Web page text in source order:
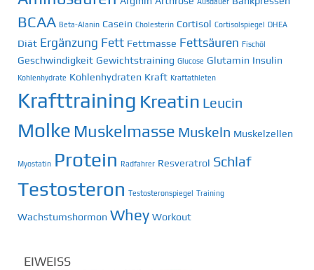
BCAA Beta-Alanin Casein Cholesterin Cortisol Cortisolspiegel DHEA
Diät Ergänzung Fett Fettmasse Fettsäuren Fischöl
Geschwindigkeit Gewichtstraining Glucose Glutamin Insulin
Kohlenhydrate Kohlenhydraten Kraft Kraftathleten
Krafttraining Kreatin Leucin
Molke Muskelmasse Muskeln Muskelzellen
Myostatin Protein Radfahrer Resveratrol Schlaf
Testosteron Testosteronspiegel Training
Wachstumshormon Whey Workout
EIWEISS